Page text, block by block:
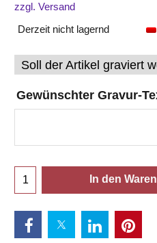
zzgl. Versand
Derzeit nicht lagernd
Gewünschter Gravur-
In den